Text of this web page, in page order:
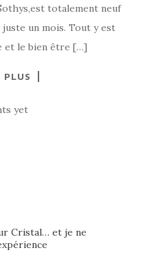
totalement neuf
un mois. Tout y est
et le bien être […]
PLUS
yet
Cristal… et je ne